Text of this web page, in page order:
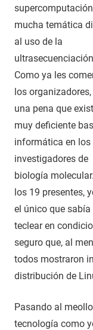
mucha temática
al uso de la
Como ya les
los organizadores,
una pena que
muy deficiente
informática en los
investigadores de
biología
los 19 presentes,
el único que sabía
teclear en
seguro que, al
todos mostraron
distribución de
Pasando al
tecnología como